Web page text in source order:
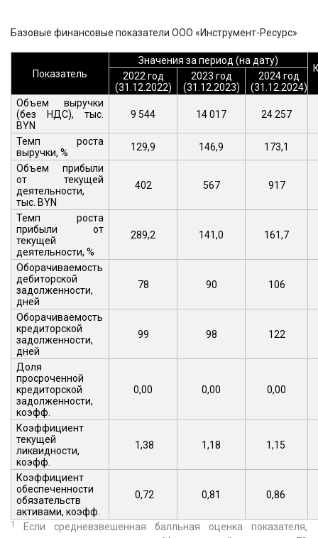
Базовые финансовые показатели ООО «Инструмент-Ресурс»
Показатель
Значения за период (на дату)
2022 год
(31.12.2022)
2023 год
(31.12.2023)
2024 год
(31.12.2024)
Объем выручки
(без НДС), тыс.
BYN
9 544 14 017 24 257
Темп роста
выручки, %
129,9 146,9
173,1
Объем прибыли
от текущей
деятельности,
тыс. BYN
402 567 917
Темп роста
прибыли от
текущей
деятельности, %
289,2 141,0 161,7
Оборачиваемость
дебиторской
задолженности,
дней
78 90 106
Оборачиваемость
кредиторской
задолженности,
дней
99 98 122
Доля
просроченной
кредиторской
задолженности,
коэфф.
0,00 0,00 0,00
Коэффициент
текущей
ликвидности,
коэфф.
1,38 1,18 1,15
Коэффициент
обеспеченности
обязательств
активами, коэфф.
0,72 0,81 0,86
1
Если средневзвешенная балльная оценка показателя,